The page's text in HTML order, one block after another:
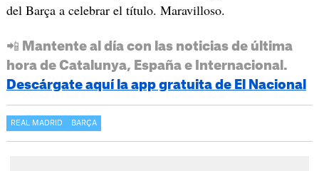
del Barça a celebrar el título. Maravilloso.
📲 Mantente al día con las noticias de última
hora de Catalunya, España e Internacional.
Descárgate aquí la app gratuita de El Nacional
REAL MADRID BARÇA